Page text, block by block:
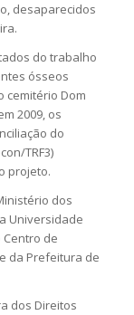
desaparecidos
do trabalho
ósseos
cemitério Dom
2009, os
do
TRF3)
projeto.
dos
Universidade
Centro de
da Prefeitura de
dos Direitos